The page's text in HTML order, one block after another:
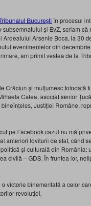
București în procesul
și EvZ, scriam
Arsenie Boca, la 30
evenimentelor din
am primit vestea de la
Crăciun și mulțumesc totodată
Catea, asociat senior
Justiției Române,
pe Facebook cazul nu mă
anteriori loviturii de stat, când
și culturală din România:
civilă – GDS. În fruntea lor,
victorie binemeritată a celor
revoluției.